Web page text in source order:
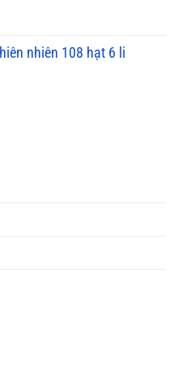
nhiên 108 hạt 6 li